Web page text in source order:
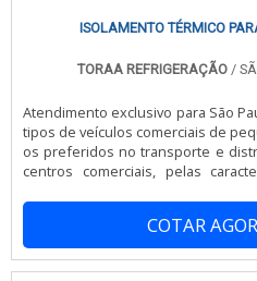
ISOLAMENTO TÉRMICO
TORAA REFRIGERAÇÃO /
Atendimento exclusivo para São
tipos de veículos comerciais de
os preferidos no transporte e
centros comerciais, pelas
maiores cidades. Para que
produtos que necessitam de um
resfriado, refrigerado ou
cada vez mais o...
COTAR